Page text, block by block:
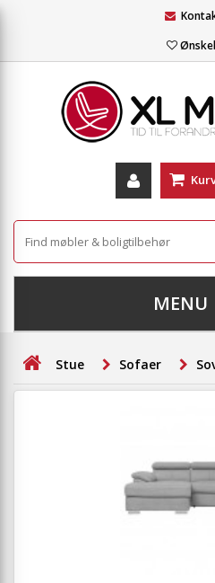
MENU
STUE
Stue Sofaer